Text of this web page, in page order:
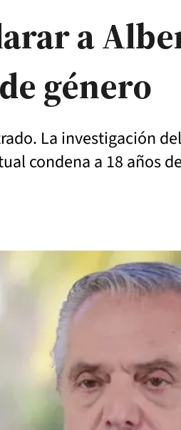
a
género
La investigación
condena a 18 años